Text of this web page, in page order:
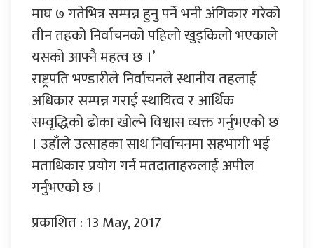
माघ ७ गतेभित्र सम्पन्न हुनु पर्ने भनी अंगिकार गरेको
तीन तहको निर्वाचनको पहिलो खुड्किलो भएकाले
यसको आफ्नै महत्व छ ।’
राष्ट्रपति भण्डारीले निर्वाचनले स्थानीय तहलाई
अधिकार सम्पन्न गराई स्थायित्व र आर्थिक
सम्वृद्धिको ढोका खोल्ने विश्वास व्यक्त गर्नुभएको छ
। उहाँले उत्साहका साथ निर्वाचनमा सहभागी भई
मताधिकार प्रयोग गर्न मतदाताहरुलाई अपील
गर्नुभएको छ ।
प्रकाशित : 13 May, 2017